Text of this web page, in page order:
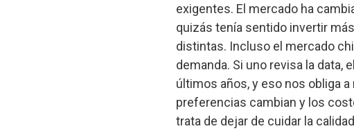
exigentes. El mercado ha
quizás tenía sentido invertir
distintas. Incluso el mercado
demanda. Si uno revisa la data,
últimos años, y eso nos obliga
preferencias cambian y los
trata de dejar de cuidar la